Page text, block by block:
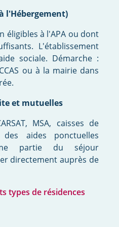
l'Hébergement)
éligibles à l'APA ou dont
L'établissement
sociale. Démarche :
ou à la mairie dans
et mutuelles
MSA, caisses de
aides ponctuelles
partie du séjour
directement auprès de
types de résidences